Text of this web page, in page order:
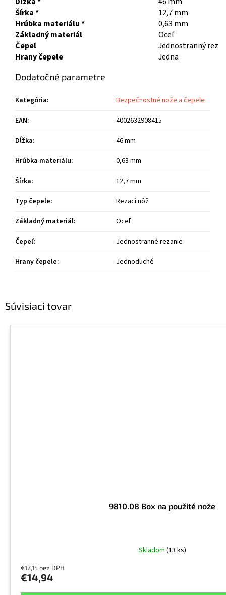
Súvisiaci tovar
9810.08 Box na použité nože
Skladom (13 ks)
€12,15 bez DPH
€14,94
Šírka *
12,7 mm
Hrúbka materiálu *
0,63 mm
Základný materiál
Oceľ
Čepeľ
Jednostranný rez
Hrany čepele
Jedna
Dodatočné parametre
Kategória:
Bezpečnostné nože a čepele
EAN:
4002632908415
Dĺžka:
46 mm
Hrúbka materiálu:
0,63 mm
Šírka:
12,7 mm
Typ čepele:
Rezací nôž
Základný materiál:
Oceľ
Čepeľ:
Jednostranné rezanie
Hrany čepele: Jednoduché